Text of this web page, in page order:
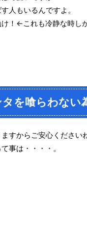
人もいるんですよ。
！←これも冷静な時し
を喰らわない
すからご安心ください
事は・・・・。